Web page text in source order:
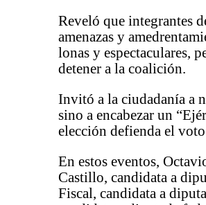
Reveló que integrantes
amenazas y
lonas y espectaculares,
detener a la coalición.
Invitó a la ciudadanía a
sino a encabezar un
elección defienda el
En estos eventos,
Castillo, candidata a
Fiscal, candidata a